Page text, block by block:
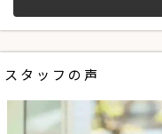
スタッフの声